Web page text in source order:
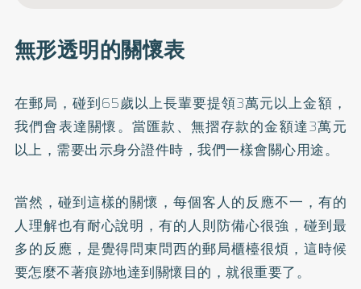
無形透明的關懷表
在郵局，碰到65歲以上長輩要提領3萬元以上金額，
我們會表達關懷。當匯款、無摺存款的金額達3萬元
以上，需要出示身分證件時，我們一樣會關心用途。
當然，碰到這樣的關懷，每個客人的反應不一，有的
人理解也有耐心說明，有的人則防備心很強，碰到最
多的反應，是覺得問東問西的郵局櫃檯很煩，這時候
要怎麼不著痕跡地達到關懷目的，就很重要了。